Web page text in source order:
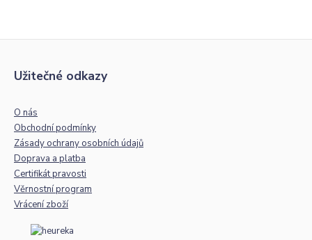
Užitečné odkazy
O nás
Obchodní podmínky
Zásady ochrany osobních údajů
Doprava a platba
Certifikát pravosti
Věrnostní program
Vrácení zboží